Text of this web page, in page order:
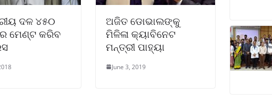
ଦଳ ୪୫୦
ମେଣ୍ଟ କରିବ
ଅଜିତ ଡୋଭାଲଙ୍କୁ
ମିଳିଳା କ୍ୟାବିନେଟ
ମନ୍ତ୍ରୀ ପାହ୍ୟା
June 3, 2019